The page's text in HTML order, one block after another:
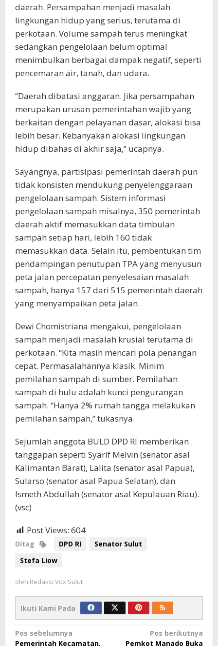
daerah. Persampahan menjadi masalah
lingkungan hidup yang serius, terutama di
perkotaan. Volume sampah terus meningkat
sedangkan pengelolaan belum optimal
menimbulkan berbagai dampak negatif, seperti
pencemaran air, tanah, dan udara.
“Daerah dibatasi anggaran. Jika persampahan
merupakan urusan pemerintahan wajib yang
berkaitan dengan pelayanan dasar, alokasi bisa
lebih besar. Kebanyakan alokasi lingkungan
hidup dibahas di akhir saja,” ucapnya.
Sayangnya, partisipasi pemerintah daerah pun
tidak konsisten mendukung penyelenggaraan
pengelolaan sampah. Sistem informasi
pengelolaan sampah misalnya, 350 pemerintah
daerah aktif memasukkan data timbulan
sampah setiap hari, lebih 160 tidak
memasukkan data. Selain itu, pembentukan tim
pendampingan penutupan TPA yang menyusun
peta jalan percepatan penyelesaian masalah
sampah, hanya 157 dari 515 pemerintah daerah
yang menyampaikan peta jalan.
Dewi Chomistriana mengakui, pengelolaan
sampah menjadi masalah krusial terutama di
perkotaan. “Kita masih mencari pola penangan
cepat. Permasalahannya klasik. Minim
pemilahan sampah di sumber. Pemilahan
sampah di hulu adalah kunci pengurangan
sampah. “Hanya 2% rumah tangga melakukan
pemilahan sampah,” tukasnya.
Sejumlah anggota BULD DPD RI memberikan
tanggapan seperti Syarif Melvin (senator asal
Kalimantan Barat), Lalita (senator asal Papua),
Sularso (senator asal Papua Selatan), dan
Ismeth Abdullah (senator asal Kepulauan Riau).
(vsc)
Post Views: 604
Ditag DPD RI
Senator Sulut
Stefa Liow
oleh Redaksi Vox Sulut
Ikuti Kami Pada
Navigasi
Pos sebelumnya
Pemerintah Kecamatan,
Pos berikutnya
Pemkot Manado Buka